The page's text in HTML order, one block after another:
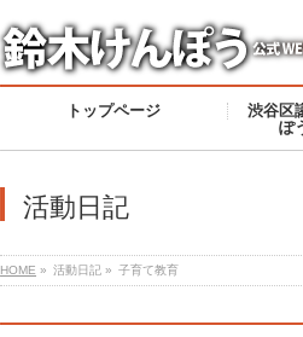
トップページ
渋谷区
ぽ
活動日記
HOME » 活動日記 » 子育て教育